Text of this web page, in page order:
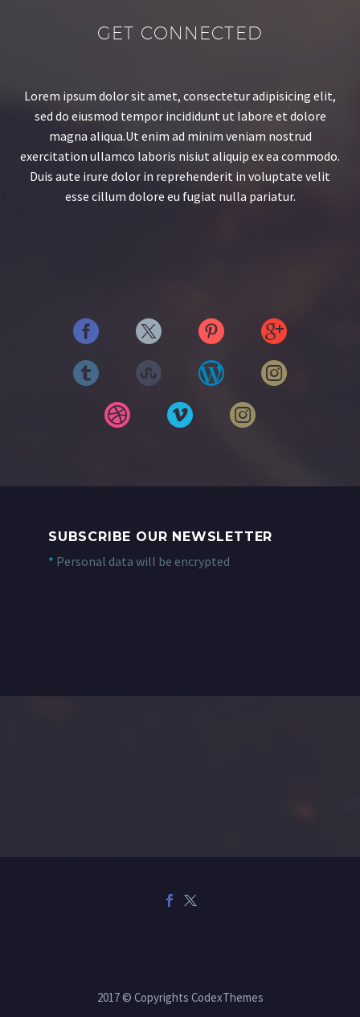
GET CONNECTED
Lorem ipsum dolor sit amet, consectetur adipisicing elit,
sed do eiusmod tempor incididunt ut labore et dolore
magna aliqua.Ut enim ad minim veniam nostrud
exercitation ullamco laboris nisiut aliquip ex ea commodo.
Duis aute irure dolor in reprehenderit in voluptate velit
esse cillum dolore eu fugiat nulla pariatur.
SUBSCRIBE OUR NEWSLETTER
* Personal data will be encrypted
2017 © Copyrights CodexThemes